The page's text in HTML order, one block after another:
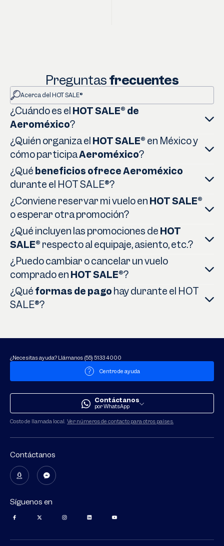
Preguntasfrecuentes
Acerca delHOT SALE®
¿Cuándo es el HOT SALE® de
Aeroméxico?
¿Quién organiza el HOT SALE® en México y
cómo participaAeroméxico?
¿Qué beneficios ofrece Aeroméxico
durante el HOT SALE®?
¿Conviene reservar mi vuelo en HOT SALE®
o esperar otra promoción?
¿Qué incluyen las promociones de HOT
SALE® respecto al equipaje, asiento, etc.?
¿Puedo cambiar o cancelar un vuelo
comprado en HOT SALE®?
¿Qué formas de pago hay durante el HOT
SALE®?
¿Necesitas ayuda? Llámanos (55) 5133 4000
Centro de ayuda
Contáctanos
por WhatsApp
Costo de llamada local. Ver números de contacto para otros paí­ses.
Contáctanos
Síguenos en